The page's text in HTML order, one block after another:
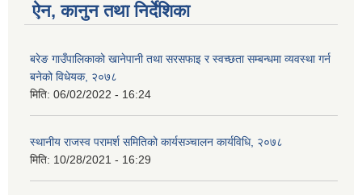
ऐन, कानुन तथा निर्देशिका
बरेङ गाउँपालिकाको खानेपानी तथा सरसफाइ र स्वच्छता सम्बन्धमा व्यवस्था गर्न
बनेको विधेयक, २०७८
मिति: 06/02/2022 - 16:24
स्थानीय राजस्व परामर्श समितिको कार्यसञ्चालन कार्यविधि, २०७८
मिति: 10/28/2021 - 16:29